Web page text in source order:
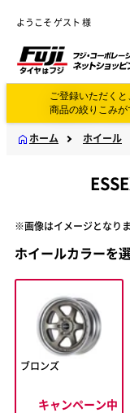
ようこそ ゲスト 様
ご登録いただく
商品の絞りこみが
ホーム ホイール
※画像はイメージとなり
ホイールカラーを
ブロンズ
キャンペーン中